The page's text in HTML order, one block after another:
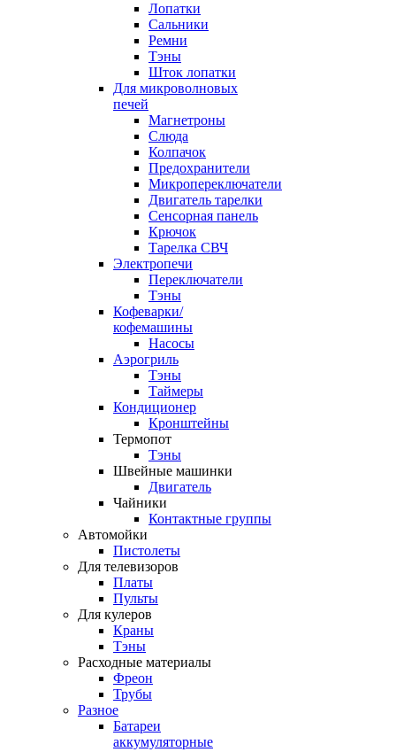
Лопатки
Сальники
Ремни
Тэны
Шток лопатки
Для микроволновых
печей
Магнетроны
Слюда
Колпачок
Предохранители
Микропереключатели
Двигатель тарелки
Сенсорная панель
Крючок
Тарелка СВЧ
Электропечи
Переключатели
Тэны
Кофеварки/
кофемашины
Насосы
Аэрогриль
Тэны
Таймеры
Кондиционер
Кронштейны
Термопот
Тэны
Швейные машинки
Двигатель
Чайники
Контактные группы
Автомойки
Пистолеты
Для телевизоров
Платы
Пульты
Для кулеров
Краны
Тэны
Расходные материалы
Фреон
Трубы
Разное
Батареи
аккумуляторные